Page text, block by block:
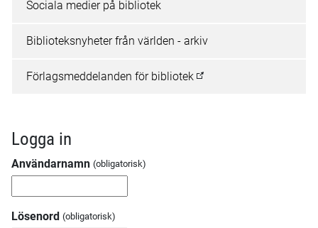
Sociala medier på bibliotek
Biblioteksnyheter från världen - arkiv
Förlagsmeddelanden för bibliotek
Logga in
Användarnamn
Lösenord